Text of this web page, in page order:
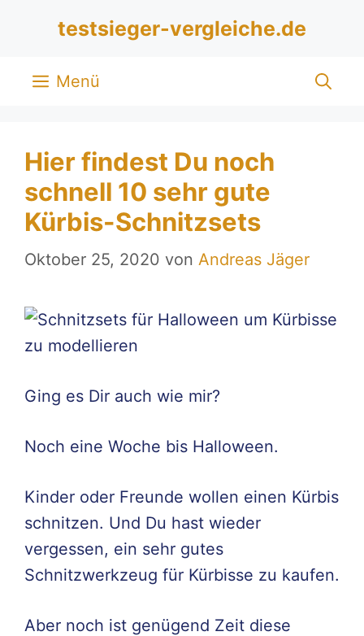
testsieger-vergleiche.de
Menü
Hier findest Du noch
schnell 10 sehr gute
Kürbis-Schnitzsets
Oktober 25, 2020 von Andreas Jäger
Ging es Dir auch wie mir?
Noch eine Woche bis Halloween.
Kinder oder Freunde wollen einen Kürbis
schnitzen. Und Du hast wieder
vergessen, ein sehr gutes
Schnitzwerkzeug für Kürbisse zu kaufen.
Aber noch ist genügend Zeit diese